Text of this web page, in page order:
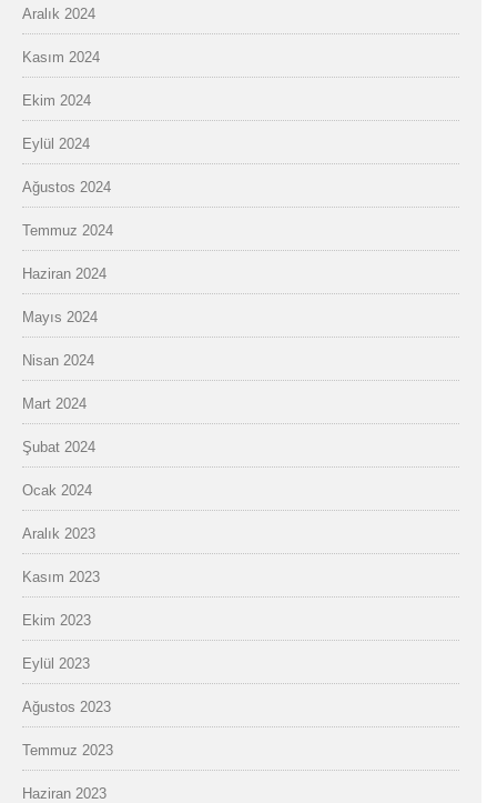
Aralık 2024
Kasım 2024
Ekim 2024
Eylül 2024
Ağustos 2024
Temmuz 2024
Haziran 2024
Mayıs 2024
Nisan 2024
Mart 2024
Şubat 2024
Ocak 2024
Aralık 2023
Kasım 2023
Ekim 2023
Eylül 2023
Ağustos 2023
Temmuz 2023
Haziran 2023